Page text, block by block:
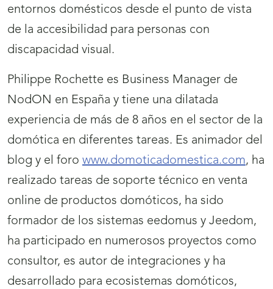
entornos domésticos desde el punto de vista
de la accesibilidad para personas con
discapacidad visual.
Philippe Rochette es Business Manager de
NodON en España y tiene una dilatada
experiencia de más de 8 años en el sector de la
domótica en diferentes tareas. Es animador del
blog y el foro www.domoticadomestica.com, ha
realizado tareas de soporte técnico en venta
online de productos domóticos, ha sido
formador de los sistemas eedomus y Jeedom,
ha participado en numerosos proyectos como
consultor, es autor de integraciones y ha
desarrollado para ecosistemas domóticos,